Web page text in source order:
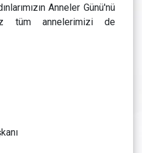
Anneler Günü'nü
tüm annelerimizi de